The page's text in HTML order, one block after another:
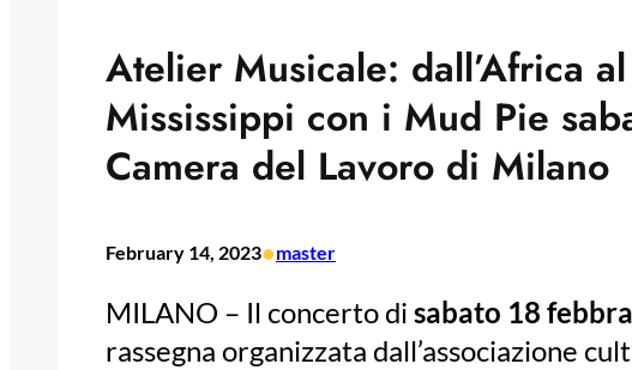
Atelier Musicale: dall’Africa
Mississippi con i Mud Pie
Camera del Lavoro di Milano
February 14, 2023•master
MILANO – Il concerto di sabato 18
rassegna organizzata dall’associazione